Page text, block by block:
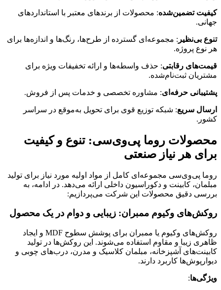
کیفیت تضمین‌شده: محصولات از برندهای معتبر با استانداردهای
جهانی.
تنوع بی‌نظیر : مجموعه‌ای گسترده از طرح‌ها، رنگ‌ها و اندازه‌ها برای
هر نوع پروژه.
قیمت‌های رقابتی: حذف واسطه‌ها و ارائه تخفیفات ویژه برای
مشتریان ثبت‌نام‌شده.
پشتیبانی حرفه‌ای: مشاوره تخصصی و خدمات پس از فروش.
ارسال سریع: شبکه توزیع قوی برای تحویل به‌موقع در سراسر
کشور.
محصولات روما پی‌وی‌سی: تنوع و کیفیت
برای هر نیاز صنعتی
روما پی‌وی‌سی مجموعه‌ای کامل از مواد اولیه مورد نیاز برای تولید
مبلمان، کابینت و دکوراسیون داخلی ارائه می‌دهد. در ادامه، به
بررسی دقیق محصولات این شرکت می‌پردازیم:
روکش‌های وکیوم ممبران: زیبایی و دوام در یک محصول
روکش‌های وکیوم یا ممبران برای پوشش سطوح MDF و ایجاد
ظاهری زیبا و مقاوم استفاده می‌شوند. این روکش‌ها در تولید
کابینت‌های آشپزخانه، مبلمان کلاسیک و مدرن، درب‌های چوبی و
دیوارپوش‌ها کاربرد دارند.
ویژگی‌ها: